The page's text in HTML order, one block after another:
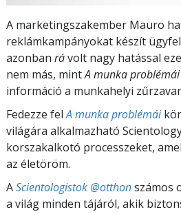
A marketingszakember Mauro
reklámkampányokat készít
azonban rávolt nagy hatással
nem más, mintA munka problémái
információ a munkahelyi
Fedezze felA munka problémái
világára alkalmazható
korszakalkotó processzeket,
az életöröm.
AScientologistok @otthonszámos
a világ minden tájáról, akik